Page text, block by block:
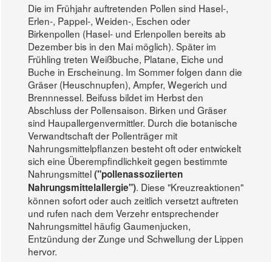
Die im Frühjahr auftretenden Pollen sind Hasel-,
Erlen-, Pappel-, Weiden-, Eschen oder
Birkenpollen (Hasel- und Erlenpollen bereits ab
Dezember bis in den Mai möglich). Später im
Frühling treten Weißbuche, Platane, Eiche und
Buche in Erscheinung. Im Sommer folgen dann die
Gräser (Heuschnupfen), Ampfer, Wegerich und
Brennnessel. Beifuss bildet im Herbst den
Abschluss der Pollensaison. Birken und Gräser
sind Haupallergenvermittler. Durch die botanische
Verwandtschaft der Pollenträger mit
Nahrungsmittelpflanzen besteht oft oder entwickelt
sich eine Überempfindlichkeit gegen bestimmte
Nahrungsmittel("pollenassoziierten
Nahrungsmittelallergie"). Diese "Kreuzreaktionen"
können sofort oder auch zeitlich versetzt auftreten
und rufen nach dem Verzehr entsprechender
Nahrungsmittel häufig Gaumenjucken,
Entzündung der Zunge und Schwellung der Lippen
hervor.